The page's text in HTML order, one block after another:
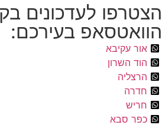
הצטרפו לעדכונים
הוואטסאפ בעירכם:
אור עקיבא
הוד השרון
הרצליה
חדרה
חריש
כפר סבא